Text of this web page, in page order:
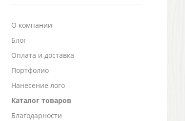
О компании
Блог
Оплата и доставка
Портфолио
Нанесение лого
Каталог товаров
Благодарности